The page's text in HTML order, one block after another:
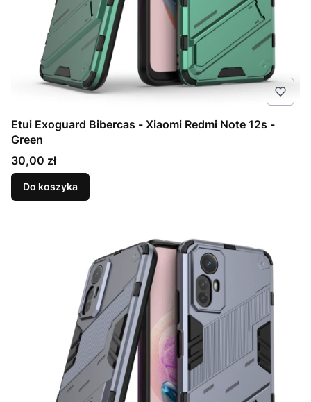
Etui Exoguard Bibercas - Xiaomi Redmi Note 12s -
Green
Cena
30,00 zł
Do koszyka